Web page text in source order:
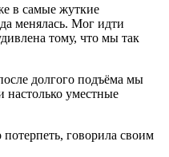
в самые жуткие
менялась. Мог идти
тому, что мы так
долгого подъёма мы
уместные
говорила своим